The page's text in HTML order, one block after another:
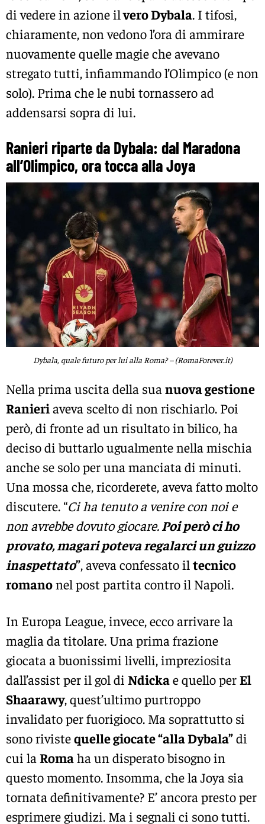
di vedere in azione ilvero Dybala. I tifosi,
chiaramente, non vedono l’ora di ammirare
nuovamente quelle magie che avevano
stregato tutti, infiammando l’Olimpico (e non
solo). Prima che le nubi tornassero ad
addensarsi sopra di lui.
Ranieri riparte da Dybala: dal Maradona
all’Olimpico, ora tocca alla Joya
Dybala, quale futuro per lui alla Roma? – (RomaForever.it)
Nella prima uscita della sua nuova gestione
Ranieriaveva scelto di non rischiarlo. Poi
però, di fronte ad un risultato in bilico, ha
deciso di buttarlo ugualmente nella mischia
anche se solo per una manciata di minuti.
Una mossa che, ricorderete, aveva fatto molto
discutere. “Ci ha tenuto a venire con noi e
non avrebbe dovuto giocare.Poi però ci ho
provato, magari poteva regalarci un guizzo
inaspettato”, aveva confessato il tecnico
romanonel post partita contro il Napoli.
In Europa League, invece, ecco arrivare la
maglia da titolare. Una prima frazione
giocata a buonissimi livelli, impreziosita
dall’assist per il gol di Ndicka e quello perEl
Shaarawy, quest’ultimo purtroppo
invalidato per fuorigioco. Ma soprattutto si
sono rivistequelle giocate “alla Dybala”di
cui la Roma ha un disperato bisogno in
questo momento. Insomma, che la Joya sia
tornata definitivamente? E’ ancora presto per
esprimere giudizi. Ma i segnali ci sono tutti.